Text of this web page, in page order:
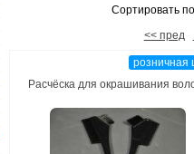
Сортировать
<< пред
розничная
Расчёска для окрашивания